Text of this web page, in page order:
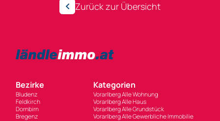
Zurück zur Übersicht
Bezirke
Bludenz
Feldkirch
Dornbirn
Bregenz
Kategorien
Vorarlberg Alle Wohnung
Vorarlberg Alle Haus
Vorarlberg Alle Grundstück
Vorarlberg Alle Gewerbliche Immobilie